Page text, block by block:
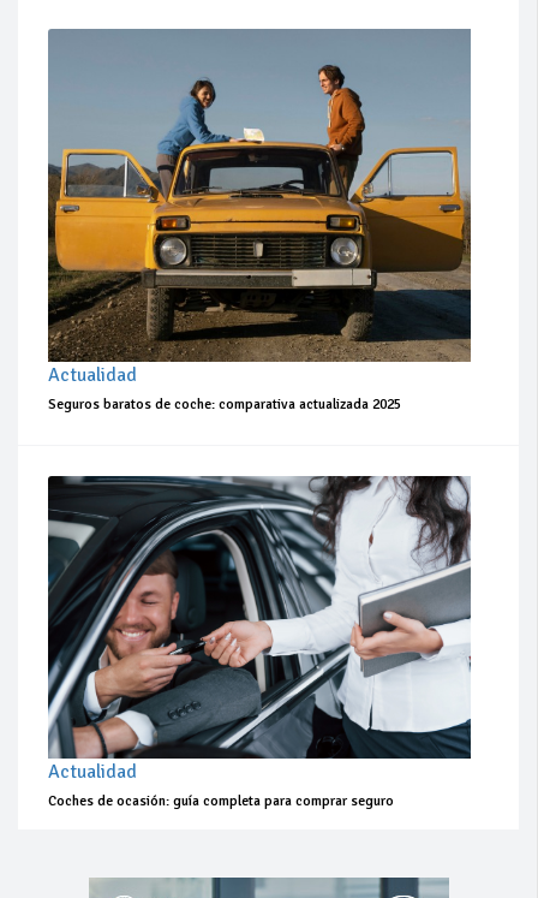
Actualidad
Seguros baratos de coche: comparativa actualizada 2025
Actualidad
Coches de ocasión: guía completa para comprar seguro